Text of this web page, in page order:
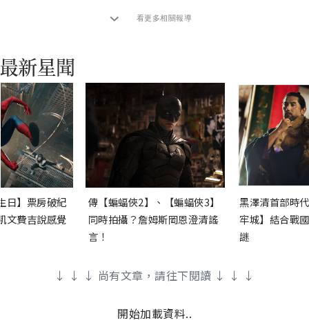
看更多相關報導
日】票房破紀
文費吉說感覺
傳【蝙蝠俠2】、【蝙蝠俠3】
同時拍攝？詹姆斯岡恩澄清謠
言！
黑澤清首部時
牢城】結合戰
謎
↓ ↓ ↓ 尚有文章，請往下閱讀 ↓ ↓ ↓
開始加載資料..